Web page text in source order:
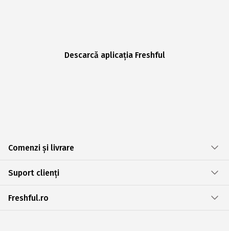
Descarcă aplicația Freshful
Comenzi și livrare
Suport clienți
Freshful.ro